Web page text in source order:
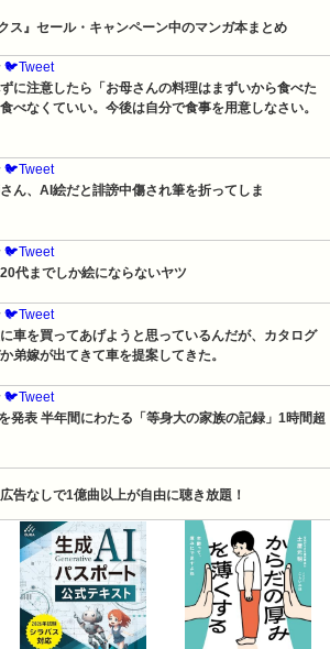
ス』セール・キャンペーン中のマンガ本まとめ
🐦Tweet
に注意したら「お母さんの料理はまずいから食べた
べなくていい。今後は自分で食事を用意しなさい。
🐦Tweet
ん、AI絵だと誹謗中傷され筆を折ってしま
🐦Tweet
代までしか絵にならないヤツ
🐦Tweet
車を買ってあげようと思っているんだが、カタログ
弟嫁が出てきて車を提案してきた。
🐦Tweet
発表 半年間にわたる「等身大の家族の記録」1時間超
告なしで1億曲以上が自由に聴き放題！